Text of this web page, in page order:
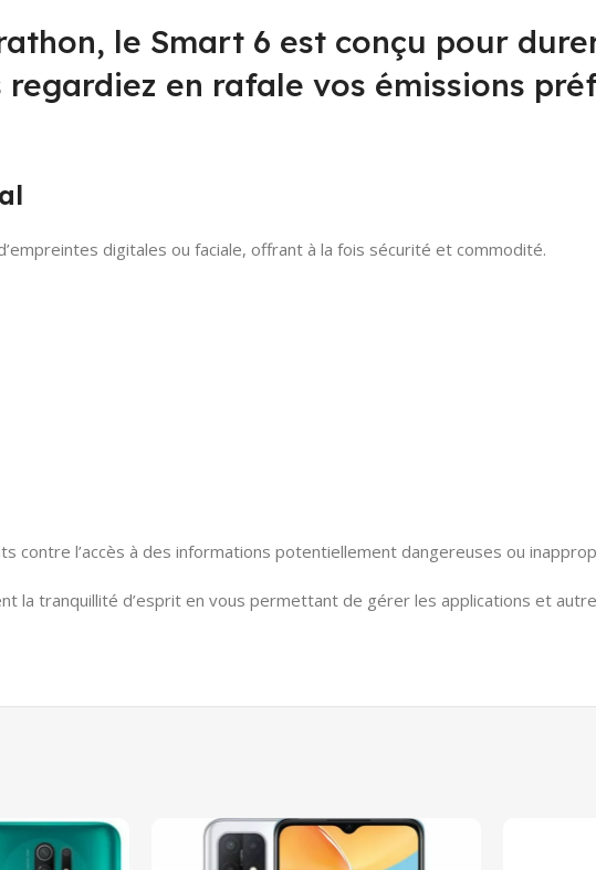
le Smart 6 est conçu pour
en rafale vos émissions
digitales ou faciale, offrant à la fois sécurité et commodité.
l’accès à des informations potentiellement dangereuses ou
la tranquillité d’esprit en vous permettant de gérer les applications et